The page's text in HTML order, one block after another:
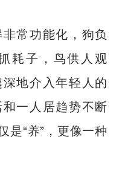
常功能化，狗负
耗子，鸟供人观
地介入年轻人的
一人居趋势不断
是“养”，更像一种